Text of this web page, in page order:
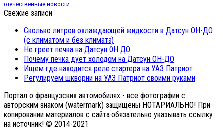
отечественные новости
Свежие записи
Сколько литров охлаждающей жидкости в Датсун ОН-ДО
(с климатом и без климата)
Не греет печка на Датсун ОН ДО
Почему печка дует холодом на Датсун ОН-ДО
Ищем где находится реле стартера на УАЗ Патриот
Регулируем шкворни на УАЗ Патриот своими руками
Портал о французских автомобилях - все фотографии с
авторским знаком (watermark) защищены НОТАРИАЛЬНО! При
копировании материалов с сайта обязательно указывать ссылку
на источник! © 2014-2021